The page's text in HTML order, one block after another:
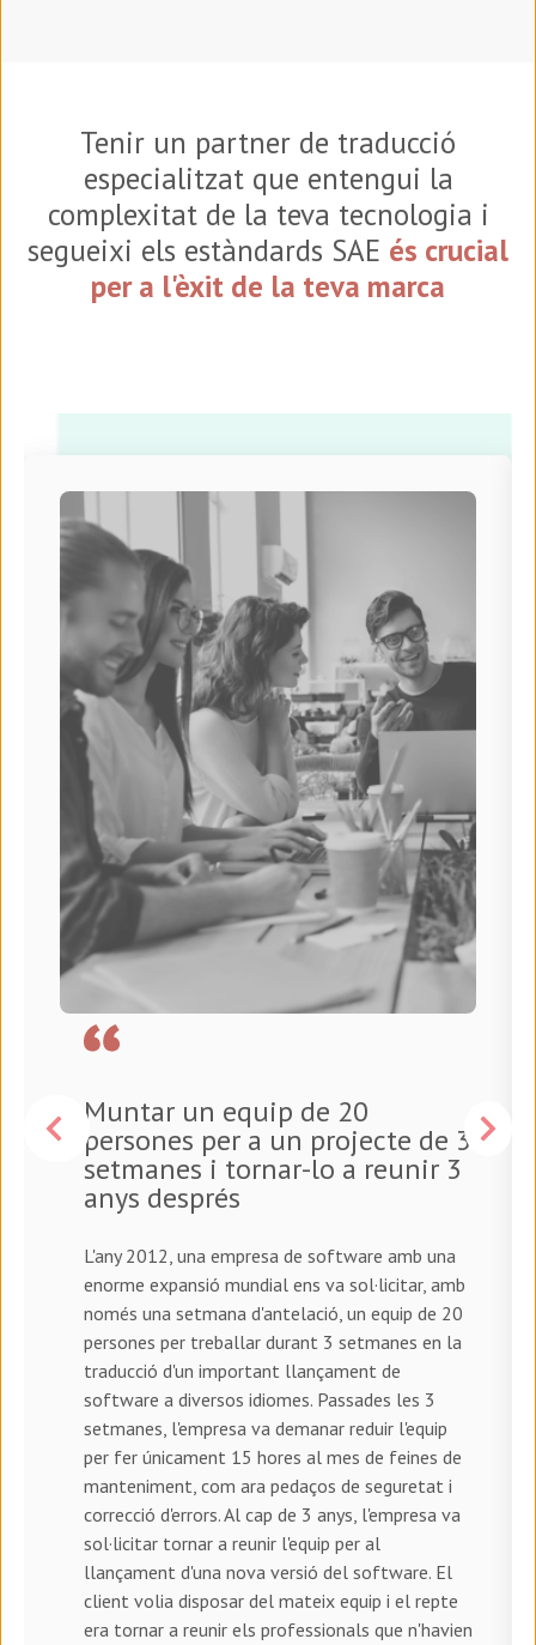
Tenir un partner de traducció
especialitzat que entengui la
complexitat de la teva tecnologia i
segueixi els estàndards SAE és crucial
per a l'èxit de la teva marca
Muntar un equip de 20
persones per a un projecte de 3
setmanes i tornar-lo a reunir 3
anys després
L'any 2012, una empresa de software amb una
enorme expansió mundial ens va sol·licitar, amb
només una setmana d'antelació, un equip de 20
persones per treballar durant 3 setmanes en la
traducció d'un important llançament de
software a diversos idiomes. Passades les 3
setmanes, l'empresa va demanar reduir l'equip
per fer únicament 15 hores al mes de feines de
manteniment, com ara pedaços de seguretat i
correcció d'errors. Al cap de 3 anys, l'empresa va
sol·licitar tornar a reunir l'equip per al
llançament d'una nova versió del software. El
client volia disposar del mateix equip i el repte
era tornar a reunir els professionals que n'havien